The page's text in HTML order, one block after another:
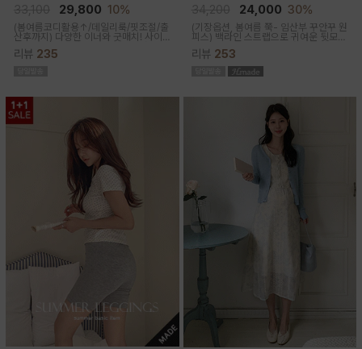
29,800 10%
(봄여름코디활용↑/데일리룩/핏조절/출
산후까지) 다양한 이너와 굿매치! 사이
드 스토퍼로 출산전후 예쁜핏 완성되는
캐쥬얼한 무드의 뷔스티에 원피스에요
리뷰 235
24,000 30%
(기장옵션, 봄여름 쭉- 임산부 꾸안꾸 원
피스) 백라인 스트랩으로 귀여운 뒷모습
으로 연출해주는 기특한 원피스, 바스락
한 소재로 착용감이 가벼워요
리뷰 253